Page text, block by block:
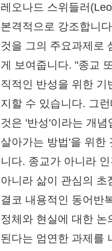
레오나드 스위들러
본격적으로 강조합니
것을 그의 주요과제로
게 보여줍니다. "종교
직적인 반성을 위한 기
지할 수 있습니다. 그
것은 '반성'이라는 개
살아가는 방법'을 위한
니다. 종교가 아니라
아니라 삶이 관심의 초
결코 내용적인 동어반
정체와 현실에 대한
된다는 엄연한 과제를